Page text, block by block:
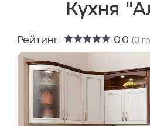
Кухня
Рейтинг: 0.0 (0